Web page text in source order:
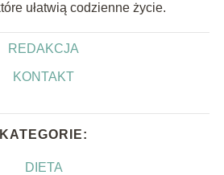
ułatwią codzienne życie.
REDAKCJA
KONTAKT
KATEGORIE:
DIETA